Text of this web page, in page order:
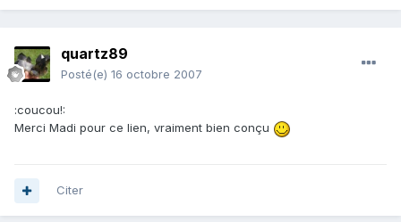
quartz89
Posté(e) 16 octobre 2007
:coucou!:
Merci Madi pour ce lien, vraiment bien conçu
Citer